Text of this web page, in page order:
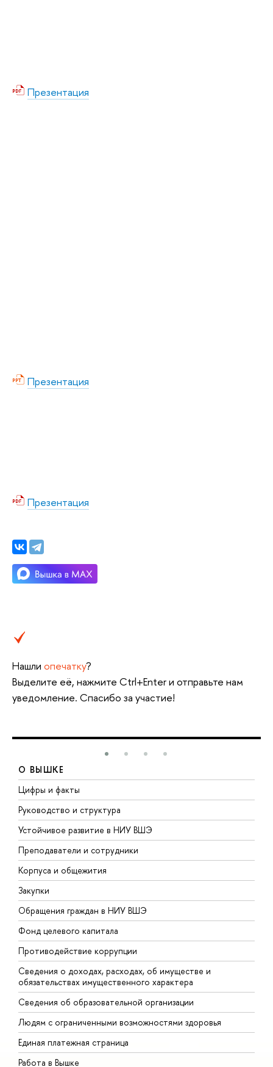
Презентация
Презентация
Презентация
Нашли опечатку?
Выделите её, нажмите Ctrl+Enter и отправьте нам
уведомление. Спасибо за участие!
О ВЫШКЕ
Цифры и факты
Руководство и структура
Устойчивое развитие в НИУ ВШЭ
Преподаватели и сотрудники
Корпуса и общежития
Закупки
Обращения граждан в НИУ ВШЭ
Фонд целевого капитала
Противодействие коррупции
Сведения о доходах, расходах, об имуществе и
обязательствах имущественного характера
Сведения об образовательной организации
Людям с ограниченными возможностями здоровья
Единая платежная страница
Работа в Вышке